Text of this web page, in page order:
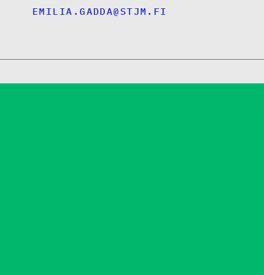
EMILIA.GADDA@STJM.FI